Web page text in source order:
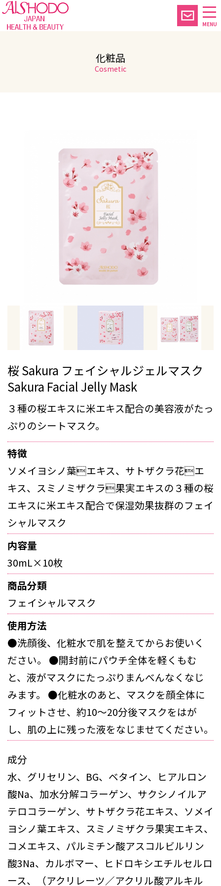
MENU
化粧品
Cosmetic
桜 Sakura フェイシャルジェルマスク
Sakura Facial Jelly Mask
３種の桜エキスに米エキス配合の美容液がたっ
ぷりのシートマスク。
特徴
ソメイヨシノ葉エキス、サトザクラ花エ
キス、スミノミザクラ果実エキスの３種の桜
エキスに米エキス配合で保湿効果抜群のフェイ
シャルマスク
内容量
30mL×10枚
商品分類
フェイシャルマスク
使用方法
●洗顔後、化粧水で肌を整えてからお使いく
ださい。 ●開封前にパウチ全体を軽くもむ
と、液がマスクにたっぷりまんべんなくなじ
みます。 ●化粧水のあと、マスクを顔全体に
フィットさせ、約10〜20分後マスクをはが
し、肌の上に残った液をなじませてください。
成分
水、グリセリン、BG、ベタイン、ヒアルロン
酸Na、加水分解コラーゲン、サクシノイルア
テロコラーゲン、サトザクラ花エキス、ソメイ
ヨシノ葉エキス、スミノミザクラ果実エキス、
コメエキス、パルミチン酸アスコルビルリン
酸3Na、カルボマー、ヒドロキシエチルセルロ
ース、（アクリレーツ／アクリル酸アルキル